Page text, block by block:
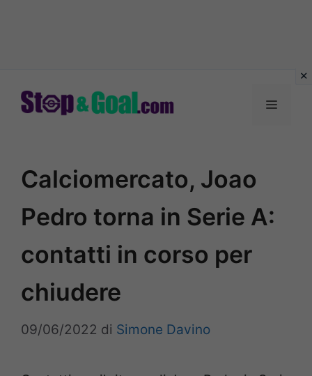
Menu
Calciomercato, Joao
Pedro torna in Serie A:
contatti in corso per
chiudere
09/06/2022 di Simone Davino